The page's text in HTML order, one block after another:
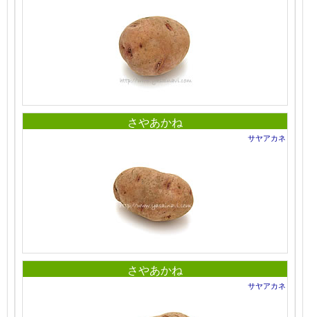
さやあかね
サヤアカネ
さやあかね
サヤアカネ